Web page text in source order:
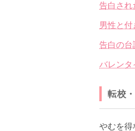
告白され
男性と付
告白の台
バレンタ
転校
やむを得